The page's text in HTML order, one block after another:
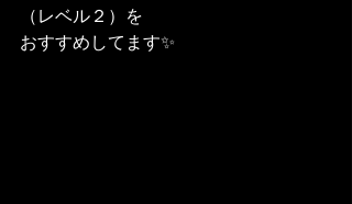
（レベル２）を
おすすめしてます✨